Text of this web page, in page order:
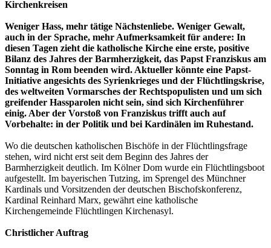
Kirchenkreisen
Weniger Hass, mehr tätige Nächstenliebe. Weniger Gewalt,
auch in der Sprache, mehr Aufmerksamkeit für andere: In
diesen Tagen zieht die katholische Kirche eine erste, positive
Bilanz des Jahres der Barmherzigkeit, das Papst Franziskus am
Sonntag in Rom beenden wird. Aktueller könnte eine Papst-
Initiative angesichts des Syrienkrieges und der Flüchtlingskrise,
des weltweiten Vormarsches der Rechtspopulisten und um sich
greifender Hassparolen nicht sein, sind sich Kirchenführer
einig. Aber der Vorstoß von Franziskus trifft auch auf
Vorbehalte: in der Politik und bei Kardinälen im Ruhestand.
Wo die deutschen katholischen Bischöfe in der Flüchtlingsfrage
stehen, wird nicht erst seit dem Beginn des Jahres der
Barmherzigkeit deutlich. Im Kölner Dom wurde ein Flüchtlingsboot
aufgestellt. Im bayerischen Tutzing, im Sprengel des Münchner
Kardinals und Vorsitzenden der deutschen Bischofskonferenz,
Kardinal Reinhard Marx, gewährt eine katholische
Kirchengemeinde Flüchtlingen Kirchenasyl.
Christlicher Auftrag